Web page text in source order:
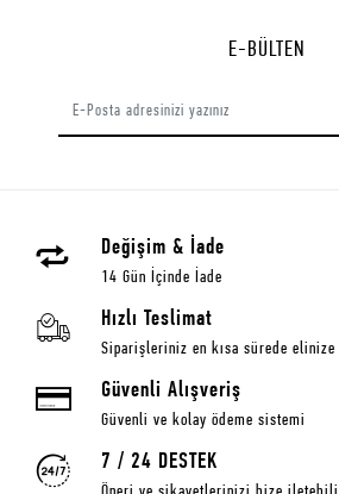
E-BÜLTEN
Değişim & İade
14 Gün İçinde İade
Hızlı Teslimat
Siparişleriniz en kısa sürede elinize
Güvenli Alışveriş
Güvenli ve kolay ödeme sistemi
7 / 24 DESTEK